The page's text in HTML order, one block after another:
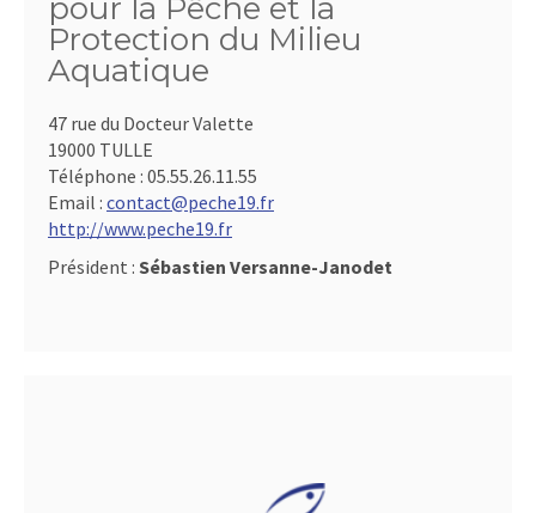
pour la Pêche et la
Protection du Milieu
Aquatique
47 rue du Docteur Valette
19000 TULLE
Téléphone : 05.55.26.11.55
Email : contact@peche19.fr
http://www.peche19.fr
Président : Sébastien Versanne-Janodet